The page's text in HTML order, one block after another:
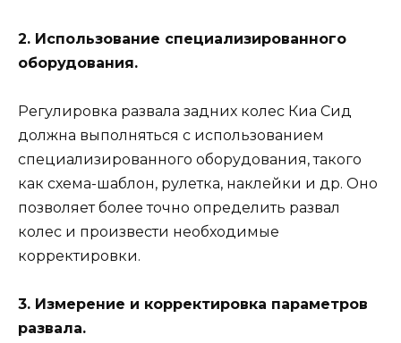
2. Использование специализированного
оборудования.
Регулировка развала задних колес Киа Сид
должна выполняться с использованием
специализированного оборудования, такого
как схема-шаблон, рулетка, наклейки и др. Оно
позволяет более точно определить развал
колес и произвести необходимые
корректировки.
3. Измерение и корректировка параметров
развала.